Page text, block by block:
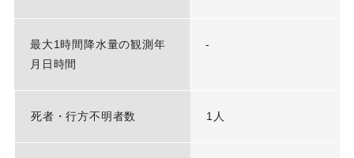
最大1時間降水量の観測年
月日時間
-
死者・行方不明者数 1人